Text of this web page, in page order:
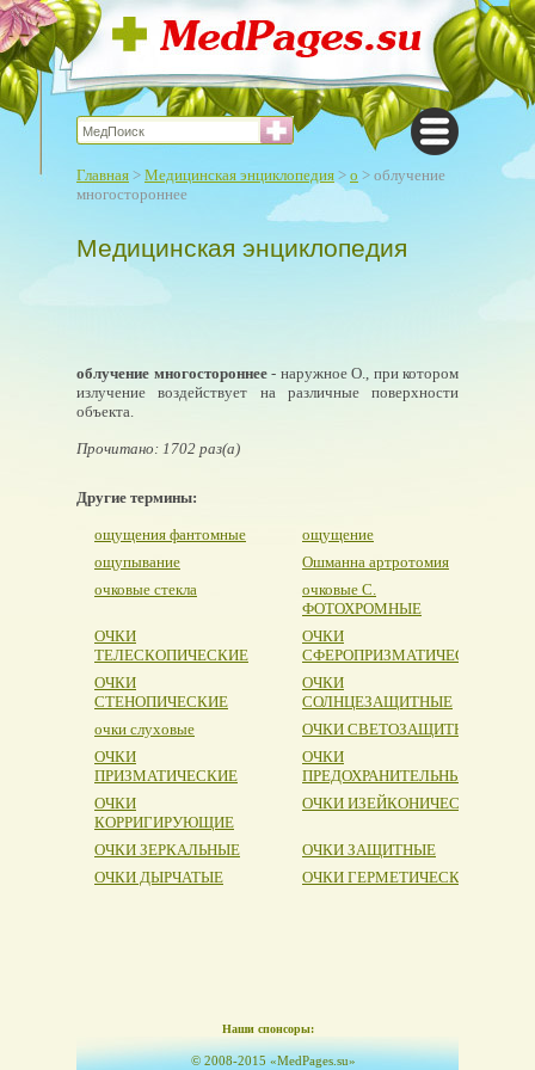
Главная > Медицинская энциклопедия > о > облучение
многостороннее
Медицинская энциклопедия
облучение многостороннее- наружное О., при котором
излучение воздействует на различные поверхности
объекта.
Прочитано: 1702 раз(а)
Другие термины:
ощущения фантомные
ощущение
ощупывание
Ошманна артротомия
очковые стекла
очковые С.
ФОТОХРОМНЫЕ
ОЧКИ
ТЕЛЕСКОПИЧЕСКИЕ
ОЧКИ
СФЕРОПРИЗМАТИЧЕСКИЕ
ОЧКИ
СТЕНОПИЧЕСКИЕ
ОЧКИ
СОЛНЦЕЗАЩИТНЫЕ
очки слуховые
ОЧКИ СВЕТОЗАЩИТНЫЕ
ОЧКИ
ПРИЗМАТИЧЕСКИЕ
ОЧКИ
ПРЕДОХРАНИТЕЛЬНЫЕ
ОЧКИ
КОРРИГИРУЮЩИЕ
ОЧКИ ИЗЕЙКОНИЧЕСКИЕ
ОЧКИ ЗЕРКАЛЬНЫЕ
ОЧКИ ЗАЩИТНЫЕ
ОЧКИ ДЫРЧАТЫЕ
ОЧКИ ГЕРМЕТИЧЕСКИЕ
Наши спонсоры:
© 2008-2015 «MedPages.su»